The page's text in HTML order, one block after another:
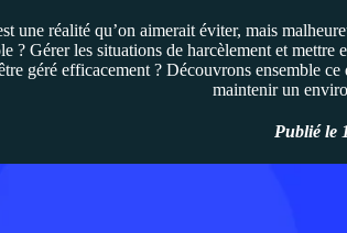
une réalité qu’on aimerait éviter, mais
? Gérer les situations de harcèlement et
géré efficacement ? Découvrons ensemble
maintenir un
Publié le